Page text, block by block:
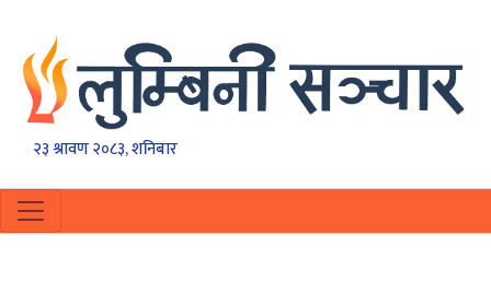
२३ श्रावण २०८३, शनिबार